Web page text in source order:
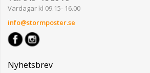
Vardagar kl 09.15- 16.00
info@stormposter.se
Nyhetsbrev